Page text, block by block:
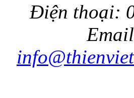
Điện thoại: